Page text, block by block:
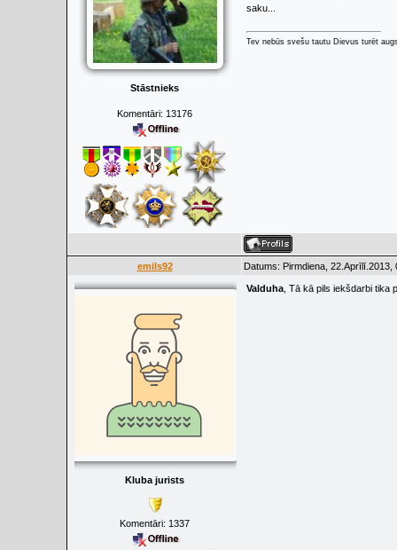
Stāstnieks
Komentāri: 13176
saku...
Tev nebūs svešu tautu Dievus turēt
emils92 Datums: Pirmdiena,
Kluba jurists
Komentāri: 1337
Valduha , Tā kā pils iekšdarbi tika